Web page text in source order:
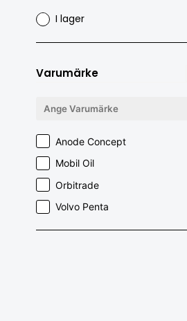
I lager
Varumärke
Anode Concept
Mobil Oil
Orbitrade
Volvo Penta